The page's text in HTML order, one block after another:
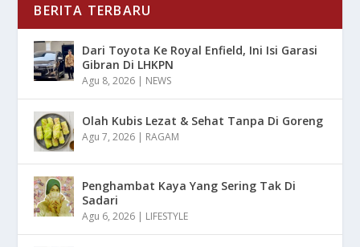
BERITA TERBARU
Dari Toyota Ke Royal Enfield, Ini Isi Garasi
Gibran Di LHKPN
Agu 8, 2026 | NEWS
Olah Kubis Lezat & Sehat Tanpa Di Goreng
Agu 7, 2026 | RAGAM
Penghambat Kaya Yang Sering Tak Di
Sadari
Agu 6, 2026 | LIFESTYLE